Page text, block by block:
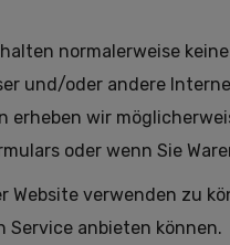
normalerweise
und/oder andere
wir
oder wenn Sie
verwenden zu
anbieten können.